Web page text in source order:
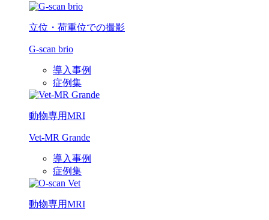
立位・荷重位での撮影
G-scan brio
導入事例
症例集
動物専用MRI
Vet-MR Grande
導入事例
症例集
動物専用MRI